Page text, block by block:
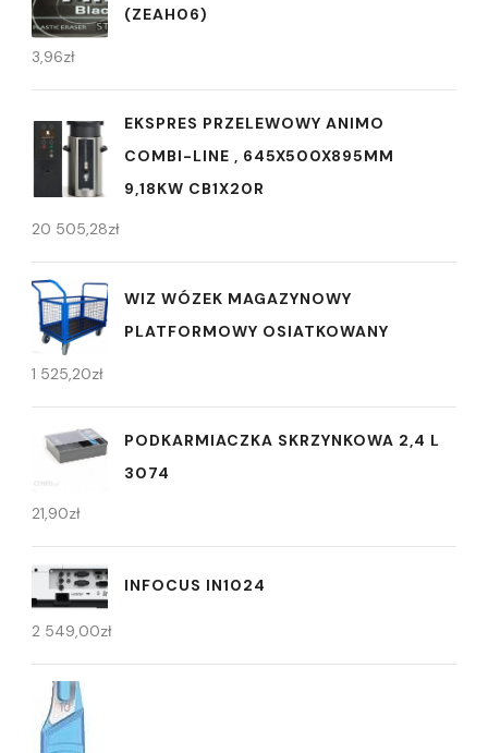
(ZEAH06)
3,96zł
EKSPRES PRZELEWOWY ANIMO
COMBI-LINE , 645X500X895MM
9,18KW CB1X20R
20 505,28zł
WIZ WÓZEK MAGAZYNOWY
PLATFORMOWY OSIATKOWANY
1 525,20zł
PODKARMIACZKA SKRZYNKOWA 2,4 L
3074
21,90zł
INFOCUS IN1024
2 549,00zł